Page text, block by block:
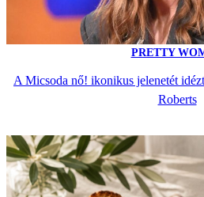
PRETTY
A Micsoda nő! ikonikus jelenetét
Roberts